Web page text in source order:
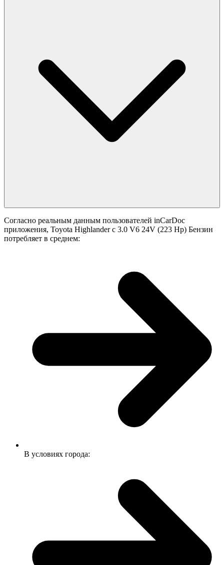
Согласно реальным данным пользователей inCarDoc
приложения, Toyota Highlander с 3.0 V6 24V (223 Hp) Бензин
потребляет в среднем:
В условиях города: